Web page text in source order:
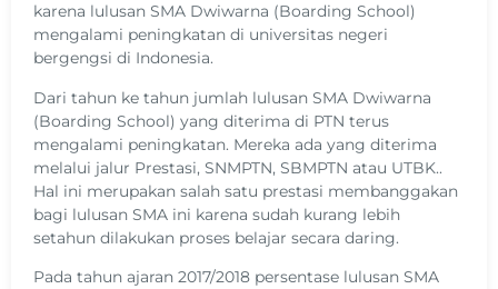
karena lulusan SMA Dwiwarna (Boarding School)
mengalami peningkatan di universitas negeri
bergengsi di Indonesia.
Dari tahun ke tahun jumlah lulusan SMA Dwiwarna
(Boarding School) yang diterima di PTN terus
mengalami peningkatan. Mereka ada yang diterima
melalui jalur Prestasi, SNMPTN, SBMPTN atau UTBK..
Hal ini merupakan salah satu prestasi membanggakan
bagi lulusan SMA ini karena sudah kurang lebih
setahun dilakukan proses belajar secara daring.
Pada tahun ajaran 2017/2018 persentase lulusan SMA